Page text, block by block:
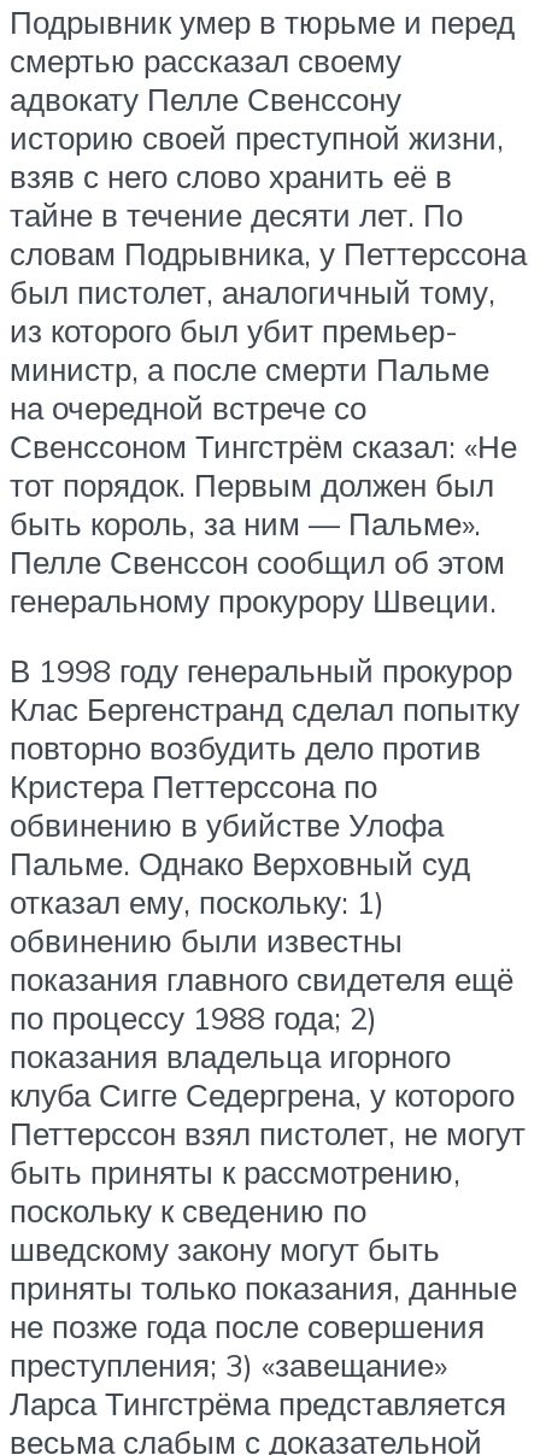
Подрывник умер в тюрьме и перед
смертью рассказал своему
адвокату Пелле Свенссону
историю своей преступной жизни,
взяв с него слово хранить её в
тайне в течение десяти лет. По
словам Подрывника, у Петтерссона
был пистолет, аналогичный тому,
из которого был убит премьер-
министр, а после смерти Пальме
на очередной встрече со
Свенссоном Тингстрём сказал: «Не
тот порядок. Первым должен был
быть король, за ним — Пальме».
Пелле Свенссон сообщил об этом
генеральному прокурору Швеции.
В 1998 году генеральный прокурор
Клас Бергенстранд сделал попытку
повторно возбудить дело против
Кристера Петтерссона по
обвинению в убийстве Улофа
Пальме. Однако Верховный суд
отказал ему, поскольку: 1)
обвинению были известны
показания главного свидетеля ещё
по процессу 1988 года; 2)
показания владельца игорного
клуба Сигге Седергрена, у которого
Петтерссон взял пистолет, не могут
быть приняты к рассмотрению,
поскольку к сведению по
шведскому закону могут быть
приняты только показания, данные
не позже года после совершения
преступления; 3) «завещание»
Ларса Тингстрёма представляется
весьма слабым с доказательной